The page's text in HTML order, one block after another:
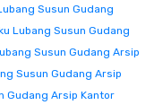
Susun Gudang
Lubang Susun Gudang
Susun Gudang Arsip
Susun Gudang Arsip
Gudang Arsip Kantor